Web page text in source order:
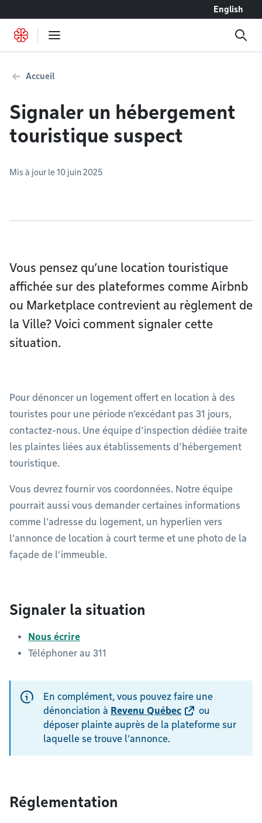
English
Accueil
Signaler un hébergement
touristique suspect
Mis à jour le 10 juin 2025
Vous pensez qu’une location touristique
affichée sur des plateformes comme Airbnb
ou Marketplace contrevient au règlement de
la Ville? Voici comment signaler cette
situation.
Pour dénoncer un logement offert en location à des
touristes pour une période n’excédant pas 31 jours,
contactez-nous. Une équipe d’inspection dédiée traite
les plaintes liées aux établissements d’hébergement
touristique.
Vous devrez fournir vos coordonnées. Notre équipe
pourrait aussi vous demander certaines informations
comme l’adresse du logement, un hyperlien vers
l’annonce de location à court terme et une photo de la
façade de l’immeuble.
Signaler la situation
Nous écrire
Téléphoner au 311
En complément, vous pouvez faire une
dénonciation à Revenu Québec
ou
déposer plainte auprès de la plateforme sur
laquelle se trouve l’annonce.
Réglementation